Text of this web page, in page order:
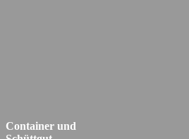
Container und